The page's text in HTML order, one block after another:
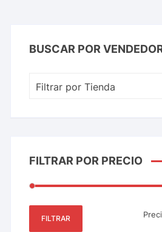
BUSCAR POR
Filtrar por Tienda
FILTRAR POR PRECIO
FILTRAR